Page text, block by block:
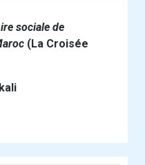
sociale de
(La Croisée